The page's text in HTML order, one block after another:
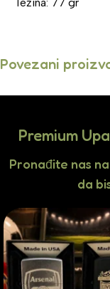
Povezani
Premium
Pronađite nas
da